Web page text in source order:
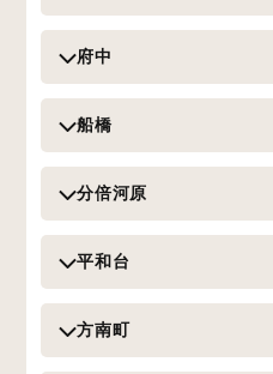
府中
船橋
分倍河原
平和台
方南町